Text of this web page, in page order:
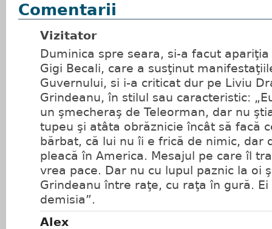
Comentarii
Vizitator
Duminica spre seara, si-a facut
Gigi Becali, care a susţinut
Guvernului, si i-a criticat dur pe Liviu
Grindeanu, în stilul sau caracteristic:
un şmecheraş de Teleorman, dar nu
tupeu şi atâta obrăznicie încât să facă
bărbat, că lui nu îi e frică de nimic, dar
pleacă în America. Mesajul pe care îl
vrea pace. Dar nu cu lupul paznic la oi
Grindeanu între raţe, cu raţa în gură.
demisia”.
Alex